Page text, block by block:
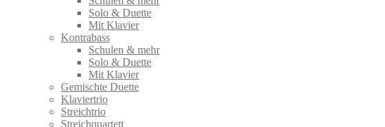
Solo & Duette
Mit Klavier
Kontrabass
Schulen & mehr
Solo & Duette
Mit Klavier
Gemischte Duette
Klaviertrio
Streichtrio
Streichquartett